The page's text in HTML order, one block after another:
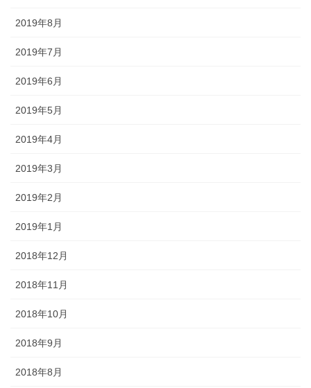
2019年8月
2019年7月
2019年6月
2019年5月
2019年4月
2019年3月
2019年2月
2019年1月
2018年12月
2018年11月
2018年10月
2018年9月
2018年8月